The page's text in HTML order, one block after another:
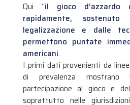
Qui “il gioco d’azzardo
rapidamente,
legalizzazione e dalle
permettono puntate
americani.
I primi dati provenienti da
di prevalenza mostrano
partecipazione al gioco e
soprattutto nelle